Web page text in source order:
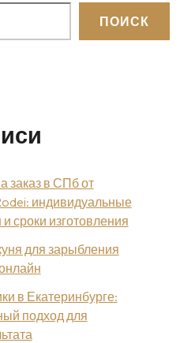
ПОИСК
заказ в СПб от
индивидуальные
сроки изготовления
для зарыбления
в Екатеринбурге:
подход для